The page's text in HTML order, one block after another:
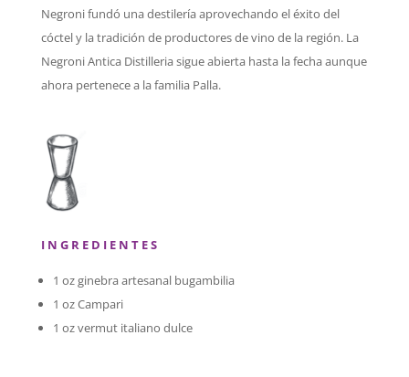
Negroni fundó una destilería aprovechando el éxito del
cóctel y la tradición de productores de vino de la región. La
Negroni Antica Distilleria sigue abierta hasta la fecha aunque
ahora pertenece a la familia Palla.
I N G R E D I E N T E S
1 oz ginebra artesanal bugambilia
1 oz Campari
1 oz vermut italiano dulce